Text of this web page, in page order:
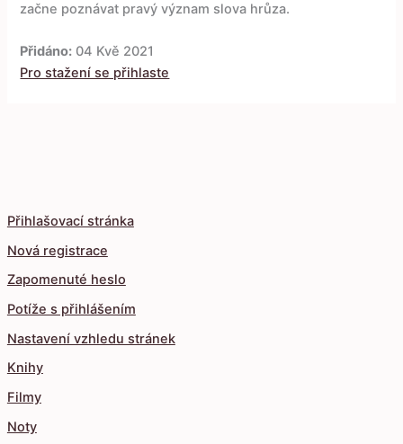
Přihlašovací stránka
Nová registrace
Zapomenuté heslo
Potíže s přihlášením
Nastavení vzhledu stránek
Knihy
Filmy
Noty
začne poznávat pravý význam slova hrůza.
Přidáno: 04 Kvě 2021
Pro stažení se přihlaste